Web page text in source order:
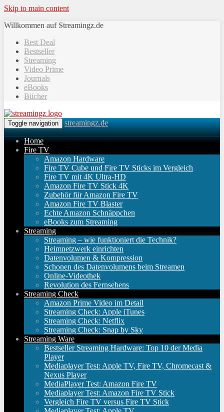
Skip to main content
Willkommen auf Streamingz.de
Best Deal
Bestseller
Streaming
Video Prime
Journals
eBooks
Bücher
Toggle navigation streamingz.de
Home
Fire TV
Amazon Hardware
Fire TV Cube und Fire TV Sticks im Vergleich
Fire TV mit 4K Ultra-HD
Amazon Fire TV Stick 4K
Zubehör für Amazon Fire TV
Amazon Fire TV Blaster
Echte Amazon Schnäppchen
eBooks zum Streaming
Streaming
Streaming – wie funktioniert die Technik?
Heimnetzwerk einrichten
Datenvolumen & Kompression
Schonen des Datenvolumens beim Streamen
Online-Videothek
Revolution des Fernsehens
Streaming Check
Amazon Prime Video im Detail
Streaming Check: Apple iTunes
Streaming Check: Netflix
Streaming Check: Snap by Sky
Streaming Ware
Bestseller Streaming Hardware: Top 10 der Media
Player
Mediaplayer Test: Apple TV, Fire TV, Chromecast &
Nexus Player
MediaPlayer Test: Amazon Fire TV
Mediaplayer Test: Amazon Fire TV Stick
Vergleich Fire TV versus Fire TV Stick